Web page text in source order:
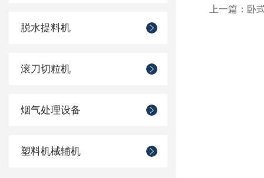
脱水提料机
滚刀切粒机
烟气处理设备
塑料机械辅机
上一篇： 卧